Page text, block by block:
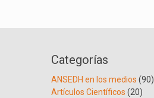
Categorías
ANSEDH en los medios (90)
Artículos Científicos (20)